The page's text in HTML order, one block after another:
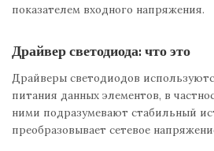
показателем входного напряжения.
Драйвер светодиода: что это
Драйверы светодиодов
питания данных элементов, в
ними подразумевают стабильный
преобразовывает сетевое